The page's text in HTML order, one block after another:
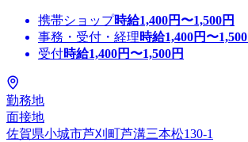
携帯ショップ時給1,400円〜1,500円
事務・受付・経理時給1,400円〜1,500
受付時給1,400円〜1,500円
勤務地
面接地
佐賀県小城市芦刈町芦溝三本松130-1